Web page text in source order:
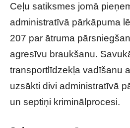
Ceļu satiksmes jomā
administratīvā pārkāpuma
207 par ātruma
agresīvu braukšanu.
transportlīdzekļa vadīšanu
uzsākti divi administratīvā
un septiņi kriminālprocesi.